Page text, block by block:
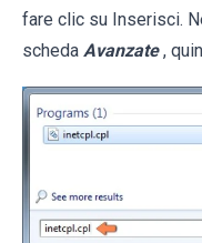
fare clic su Inserisci.
scheda Avanzate ,